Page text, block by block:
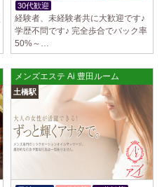
30代歓迎
経験者、未経験者共に大歓迎です♪
学歴不問です♪ 完全歩合でバック率
50%～…
メンズエステ Ai 豊田ルーム
土橋駅